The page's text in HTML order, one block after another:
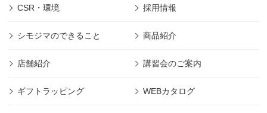
CSR・環境 採用情報
シモジマのできること 商品紹介
店舗紹介 講習会のご案内
ギフトラッピング WEBカタログ